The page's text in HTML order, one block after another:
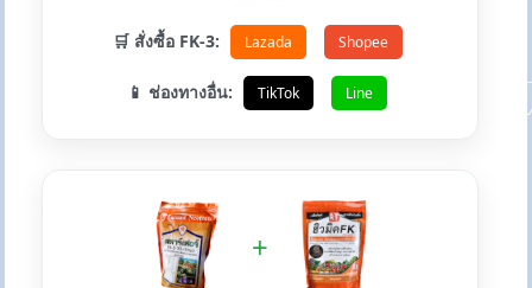
🛒 สั่งซื้อ FK-3: Lazada Shopee
📱 ช่องทางอื่น: TikTok Line
+